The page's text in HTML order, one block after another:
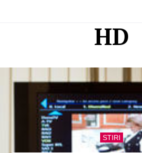
HD
STIRI